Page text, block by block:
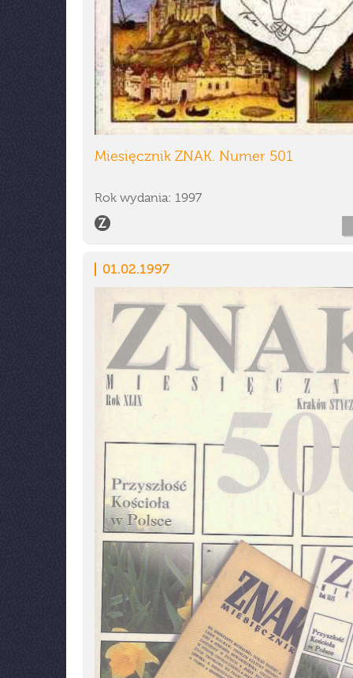
Miesięcznik ZNAK. Numer 501
Rok wydania: 1997
01.02.1997